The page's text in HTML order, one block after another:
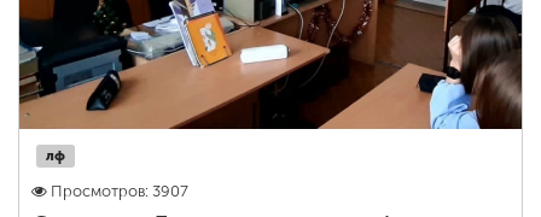
лф
Просмотров: 3907